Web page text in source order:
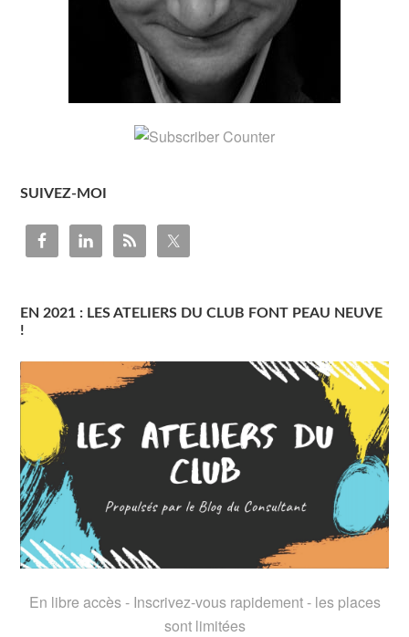
SUIVEZ-MOI
EN 2021 : LES ATELIERS DU CLUB FONT PEAU NEUVE
!
En libre accès - Inscrivez-vous rapidement - les places
sont limitées